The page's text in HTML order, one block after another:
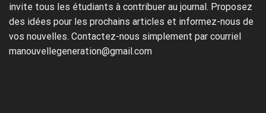
invite tous les étudiants à contribuer au journal. Proposez
des idées pour les prochains articles et informez-nous de
vos nouvelles. Contactez-nous simplement par courriel
manouvellegeneration@gmail.com